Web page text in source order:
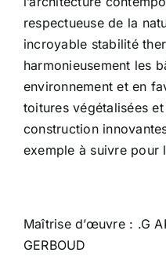
respectueuse de la
incroyable stabilité
harmonieusement les
environnement et en
toitures végétalisées
construction
exemple à suivre pour
Maîtrise d’œuvre : .G
GERBOUD